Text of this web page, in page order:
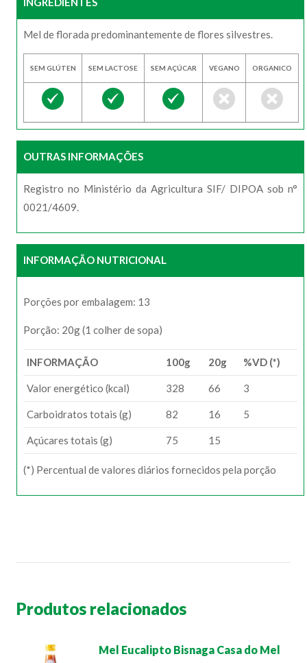
Mel de florada predominantemente de flores silvestres.
SEM GLÚTEN SEM LACTOSE SEM AÇÚCAR VEGANO ORGANICO
OUTRAS INFORMAÇÕES
Registro no Ministério da Agricultura SIF/ DIPOA sob n°
0021/4609.
INFORMAÇÃO NUTRICIONAL
Porções por embalagem: 13
Porção: 20g (1 colher de sopa)
INFORMAÇÃO 100g 20g %VD (*)
Valor energético (kcal) 328 66 3
Carboidratos totais (g) 82 16 5
Açúcares totais (g) 75 15
(*) Percentual de valores diários fornecidos pela porção
Produtos relacionados
Mel Eucalipto Bisnaga Casa do Mel